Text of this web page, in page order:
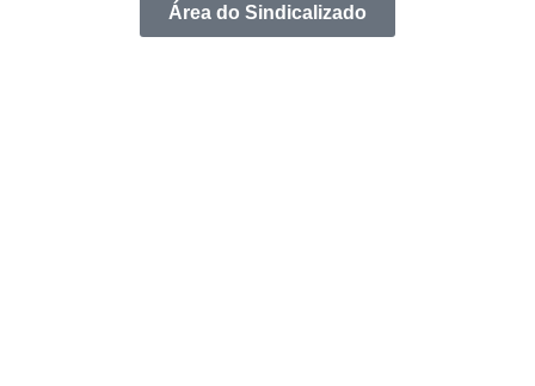
Área do Sindicalizado